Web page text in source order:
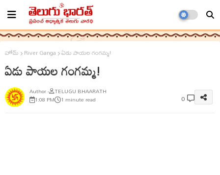
హోమ్ River Ganga ఏడు పాయల గంగమ్మ!
ఏడు పాయల గంగమ్మ!
TELUGU BHAARATH
1:08 PM 1 minute read 0